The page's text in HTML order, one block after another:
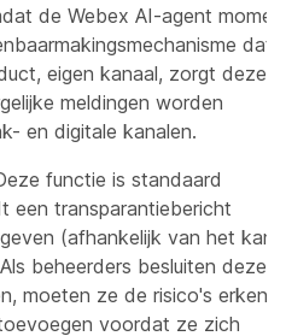
de Webex AI-agent
dat
eigen kanaal, zorgt deze
meldingen worden
en digitale kanalen.
functie is standaard
een transparantiebericht
(afhankelijk van het
beheerders besluiten deze
moeten ze de risico's
voordat ze zich